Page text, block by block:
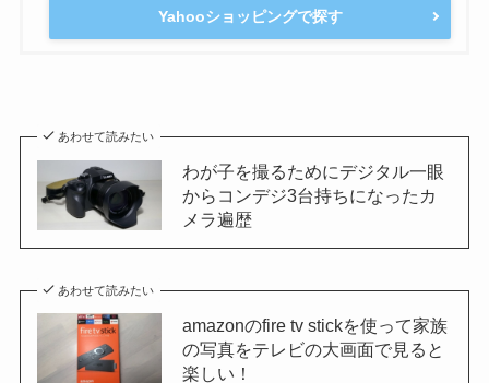
Yahooショッピングで探す
あわせて読みたい
わが子を撮るためにデジタル一眼
からコンデジ3台持ちになったカ
メラ遍歴
あわせて読みたい
amazonのfire tv stickを使って家族
の写真をテレビの大画面で見ると
楽しい！